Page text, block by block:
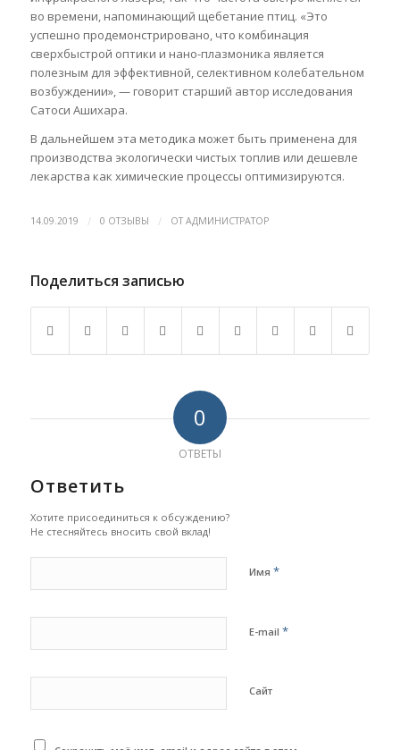
во времени, напоминающий щебетание птиц. «Это
успешно продемонстрировано, что комбинация
сверхбыстрой оптики и нано-плазмоника является
полезным для эффективной, селективном колебательном
возбуждении», — говорит старший автор исследования
Сатоси Ашихара.
В дальнейшем эта методика может быть применена для
производства экологически чистых топлив или дешевле
лекарства как химические процессы оптимизируются.
14.09.2019 / 0 ОТЗЫВЫ / ОТАДМИНИСТРАТОР
Поделиться записью
0
ОТВЕТЫ
Ответить
Хотите присоединиться к обсуждению?
Не стесняйтесь вносить свой вклад!
Имя *
E-mail *
Сайт